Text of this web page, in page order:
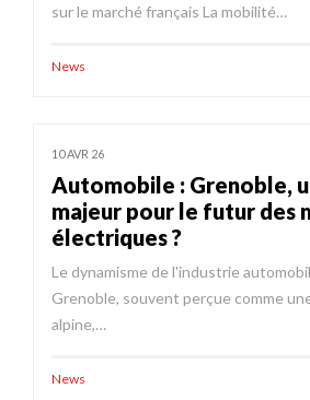
sur le marché français La mobilité…
News
10 AVR 26
Automobile : Grenoble,
majeur pour le futur des
électriques ?
Le dynamisme de l'industrie
Grenoble, souvent perçue comme
alpine,…
News